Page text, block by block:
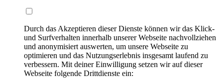
Durch das Akzeptieren dieser Dienste können wir das Klick-
und Surfverhalten innerhalb unserer Webseite nachvollziehen
und anonymisiert auswerten, um unsere Webseite zu
optimieren und das Nutzungserlebnis insgesamt laufend zu
verbessern. Mit deiner Einwilligung setzen wir auf dieser
Webseite folgende Drittdienste ein: